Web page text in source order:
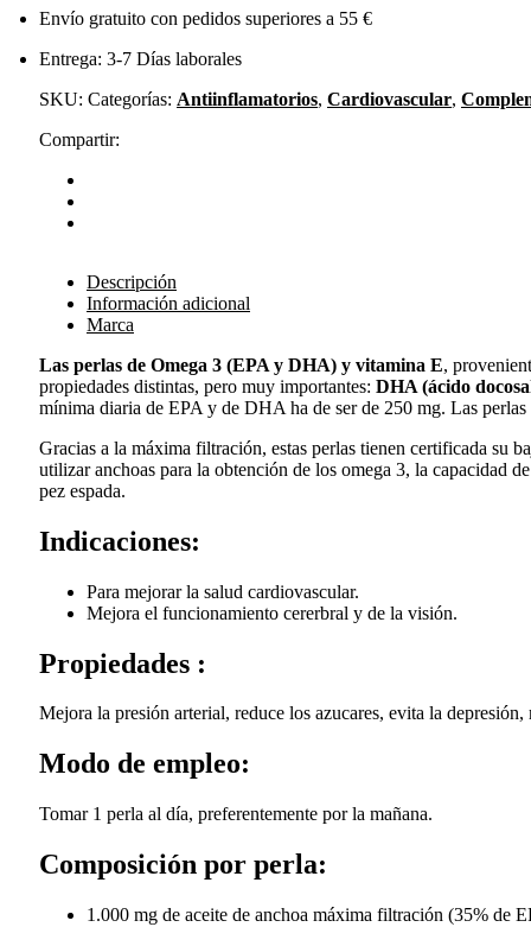
Envío gratuito con pedidos superiores a 55 €
Entrega: 3-7 Días laborales
SKU: Categorías: Antiinflamatorios, Cardiovascular,
Compartir:
Descripción
Información adicional
Marca
Las perlas de Omega 3 (EPA y DHA) y vitamina E,
propiedades distintas, pero muy importantes: DHA (ácido
mínima diaria de EPA y de DHA ha de ser de 250 mg. Las
Gracias a la máxima filtración, estas perlas tienen certificada su
utilizar anchoas para la obtención de los omega 3, la capacidad
pez espada.
Indicaciones:
Para mejorar la salud cardiovascular.
Mejora el funcionamiento cererbral y de la visión.
Propiedades :
Mejora la presión arterial, reduce los azucares, evita la
Modo de empleo:
Tomar 1 perla al día, preferentemente por la mañana.
Composición por perla:
1.000 mg de aceite de anchoa máxima filtración (35% de